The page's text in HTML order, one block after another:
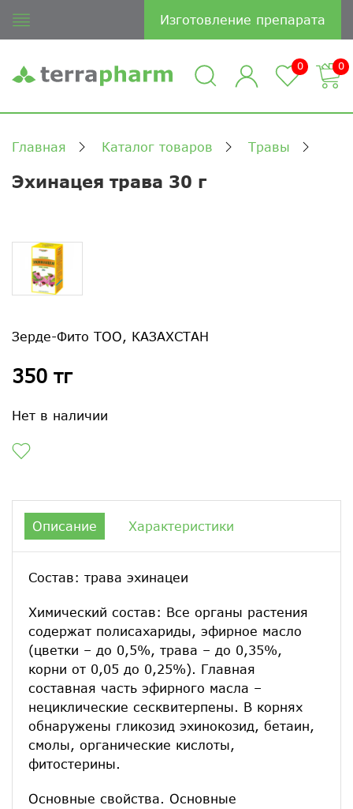
Изготовление препарата
0 0
Главная Каталог товаров Травы
Эхинацея трава 30 г
Зерде-Фито ТОО, КАЗАХСТАН
350 тг
Нет в наличии
Описание Характеристики
Состав: трава эхинацеи
Химический состав: Все органы растения
содержат полисахариды, эфирное масло
(цветки – до 0,5%, трава – до 0,35%,
корни от 0,05 до 0,25%). Главная
составная часть эфирного масла –
нециклические сесквитерпены. В корнях
обнаружены гликозид эхинокозид, бетаин,
смолы, органические кислоты,
фитостерины.
Основные свойства. Основные